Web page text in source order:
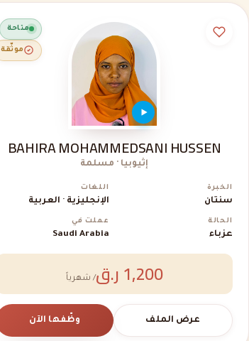
متاحة
موثّقة
BAHIRA MOHAMMEDSANI HUSSEN
إثيوبيا · مسلمة
الخبرة
سنتان
اللغات
الإنجليزية · العربية
الحالة
عزباء
عملت في
Saudi Arabia
1,200 ر.ق / شهرياً
عرض الملف وظّفها الآن